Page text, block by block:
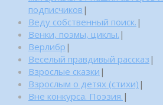
подписчиков |
Веду собственный поиск. |
Венки, поэмы, циклы. |
Верлибр |
Веселый правдивый рассказ |
Взрослые сказки |
Взрослым о детях (стихи) |
Вне конкурса. Поэзия. |